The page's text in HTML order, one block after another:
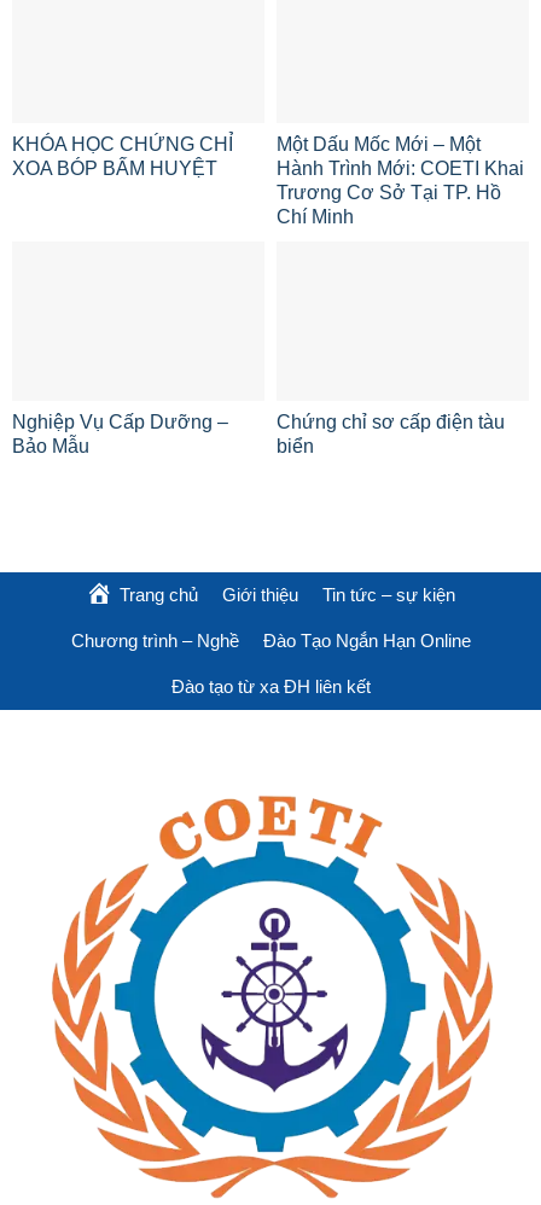
KHÓA HỌC CHỨNG CHỈ
XOA BÓP BẤM HUYỆT
Một Dấu Mốc Mới – Một
Hành Trình Mới: COETI Khai
Trương Cơ Sở Tại TP. Hồ
Chí Minh
Nghiệp Vụ Cấp Dưỡng –
Bảo Mẫu
Chứng chỉ sơ cấp điện tàu
biển
Trang chủ Giới thiệu Tin tức – sự kiện
Chương trình – Nghề Đào Tạo Ngắn Hạn Online
Đào tạo từ xa ĐH liên kết